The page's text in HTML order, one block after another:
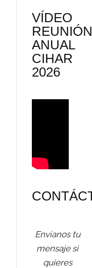
VÍDEO
ANUAL
CIHAR
2026
Envíanos tu
mensaje si
quieres